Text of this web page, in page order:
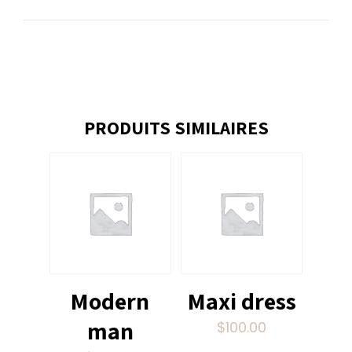
PRODUITS SIMILAIRES
Modern
man
Maxi dress
$100.00